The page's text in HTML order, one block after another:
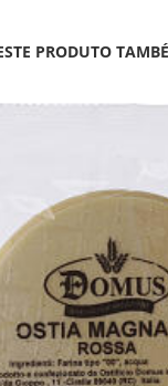
PRODUTO